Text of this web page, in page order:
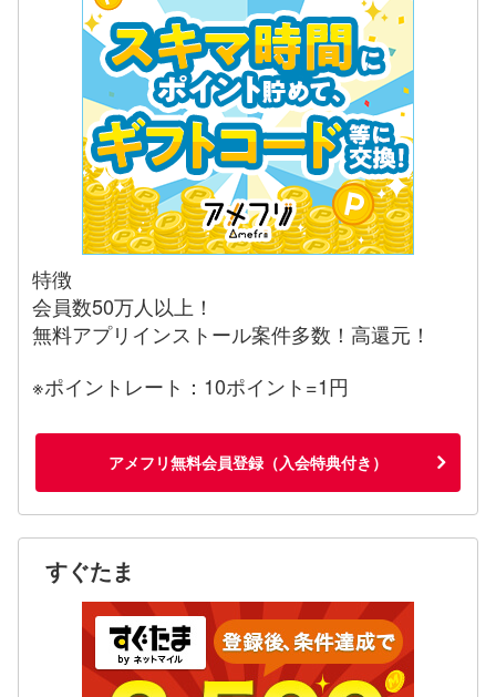
特徴
会員数50万人以上！
無料アプリインストール案件多数！高還元！
※ポイントレート：10ポイント=1円
アメフリ無料会員登録（入会特典付き）
すぐたま